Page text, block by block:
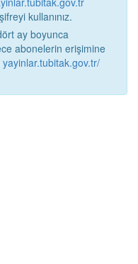
kullanınız.
ay boyunca
abonelerin erişimine
yayinlar.tubitak.gov.tr/